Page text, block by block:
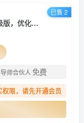
巨量引擎·效果提升训练营：巨量2.0-升级版，优化师必须课程（111节课）
导师合伙人 免费
权限，请先开通会员
已售 2